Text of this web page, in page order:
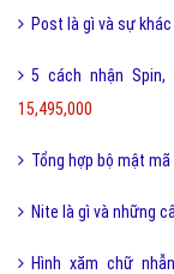
Post là gì và sự
5 cách nhận Spin,
15,495,000
Tổng hợp bộ mật
Nite là gì và những
Hình xăm chữ